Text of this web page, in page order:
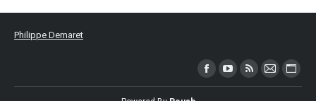
Philippe Demaret
Facebook
YouTubeRSS Mail Site